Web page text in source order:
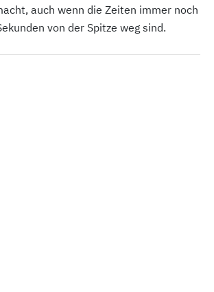
auch wenn die Zeiten immer noch
von der Spitze weg sind.